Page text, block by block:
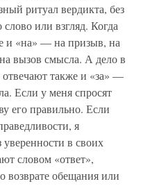
ритуал вердикта, без
или взгляд. Когда
и «на» — на призыв, на
вызов смысла. А дело в
отвечают также и «за» —
Если у меня спросят
его правильно. Если
я
уверенности в своих
словом «ответ»,
возврате обещания или